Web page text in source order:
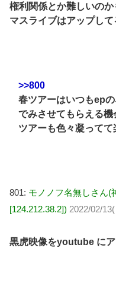
権利関係とか難しいの
マスライブはアップし
>>800
春ツアーはいつもep
でみさせてもらえる
ツアーも色々凝って
801: モノノフ名無しさん(
[124.212.38.2]) 2022/02/
黒虎映像をyoutube に